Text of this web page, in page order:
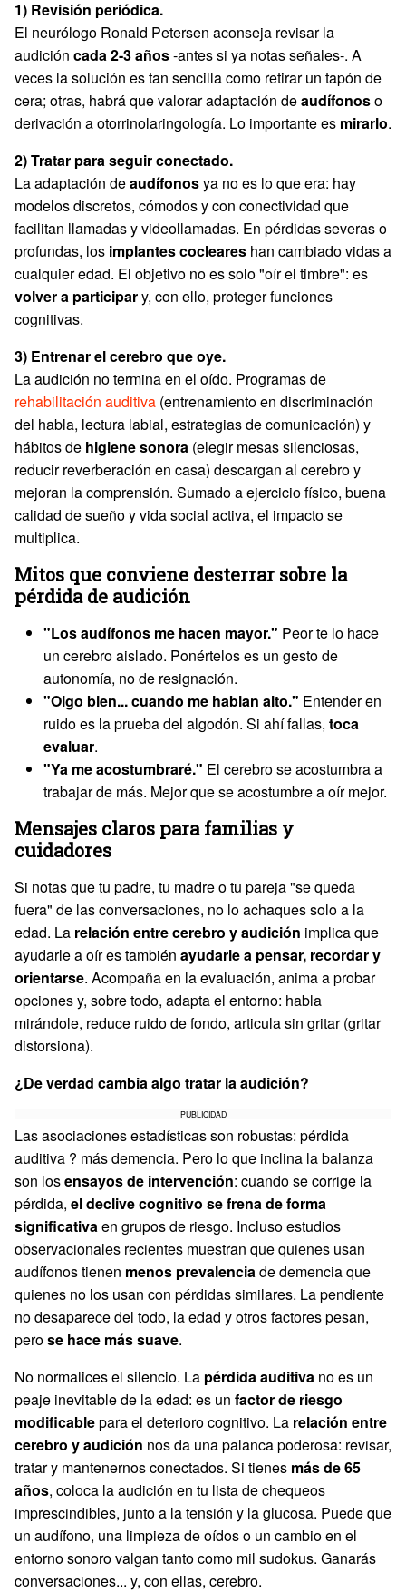
1) Revisión periódica.
El neurólogo Ronald Petersen aconseja revisar la
audición cada 2-3 años-antes si ya notas señales-. A
veces la solución es tan sencilla como retirar un tapón de
cera; otras, habrá que valorar adaptación deaudífonoso
derivación a otorrinolaringología. Lo importante es mirarlo.
2) Tratar para seguir conectado.
La adaptación deaudífonosya no es lo que era: hay
modelos discretos, cómodos y con conectividad que
facilitan llamadas y videollamadas. En pérdidas severas o
profundas, los implantes cocleares han cambiado vidas a
cualquier edad. El objetivo no es solo "oír el timbre": es
volver a participary, con ello, proteger funciones
cognitivas.
3) Entrenar el cerebro que oye.
La audición no termina en el oído. Programas de
rehabilitación auditiva (entrenamiento en discriminación
del habla, lectura labial, estrategias de comunicación) y
hábitos de higiene sonora (elegir mesas silenciosas,
reducir reverberación en casa) descargan al cerebro y
mejoran la comprensión. Sumado a ejercicio físico, buena
calidad de sueño y vida social activa, el impacto se
multiplica.
Mitos que conviene desterrar sobre la
pérdida de audición
"Los audífonos me hacen mayor." Peor te lo hace
un cerebro aislado. Ponértelos es un gesto de
autonomía, no de resignación.
"Oigo bien... cuando me hablan alto." Entender en
ruido es la prueba del algodón. Si ahí fallas, toca
evaluar.
"Ya me acostumbraré." El cerebro se acostumbra a
trabajar de más. Mejor que se acostumbre a oír mejor.
Mensajes claros para familias y
cuidadores
Si notas que tu padre, tu madre o tu pareja "se queda
fuera" de las conversaciones, no lo achaques solo a la
edad. La relación entre cerebro y audición implica que
ayudarle a oír es también ayudarle a pensar, recordar y
orientarse. Acompaña en la evaluación, anima a probar
opciones y, sobre todo, adapta el entorno: habla
mirándole, reduce ruido de fondo, articula sin gritar (gritar
distorsiona).
¿De verdad cambia algo tratar la audición?
PUBLICIDAD
Las asociaciones estadísticas son robustas: pérdida
auditiva ? más demencia. Pero lo que inclina la balanza
son losensayos de intervención: cuando se corrige la
pérdida, el declive cognitivo se frena de forma
significativaen grupos de riesgo. Incluso estudios
observacionales recientes muestran que quienes usan
audífonos tienen menos prevalenciade demencia que
quienes no los usan con pérdidas similares. La pendiente
no desaparece del todo, la edad y otros factores pesan,
perose hace más suave.
No normalices el silencio. La pérdida auditiva no es un
peaje inevitable de la edad: es un factor de riesgo
modificablepara el deterioro cognitivo. La relación entre
cerebro y audición nos da una palanca poderosa: revisar,
tratar y mantenernos conectados. Si tienes más de 65
años, coloca la audición en tu lista de chequeos
imprescindibles, junto a la tensión y la glucosa. Puede que
un audífono, una limpieza de oídos o un cambio en el
entorno sonoro valgan tanto como mil sudokus. Ganarás
conversaciones... y, con ellas, cerebro.